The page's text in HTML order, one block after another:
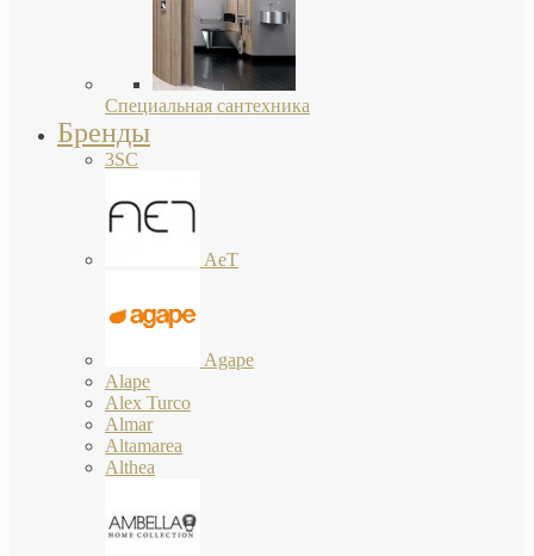
Специальная сантехника
Бренды
3SC
AeT
Agape
Alape
Alex Turco
Almar
Altamarea
Althea